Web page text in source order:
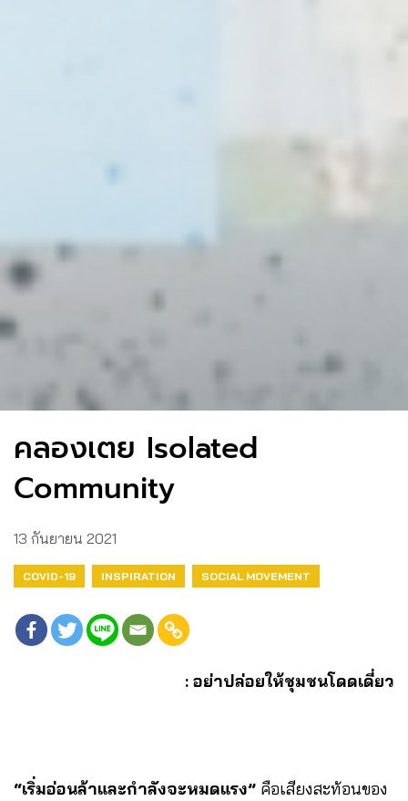
คลองเตย Isolated
Community
13 กันยายน 2021
COVID-19 INSPIRATION SOCIAL MOVEMENT
: อย่าปล่อยให้ชุมชนโดดเดี่ยว
“เริ่มอ่อนล้าและกำลังจะหมดแรง” คือเสียงสะท้อนของ